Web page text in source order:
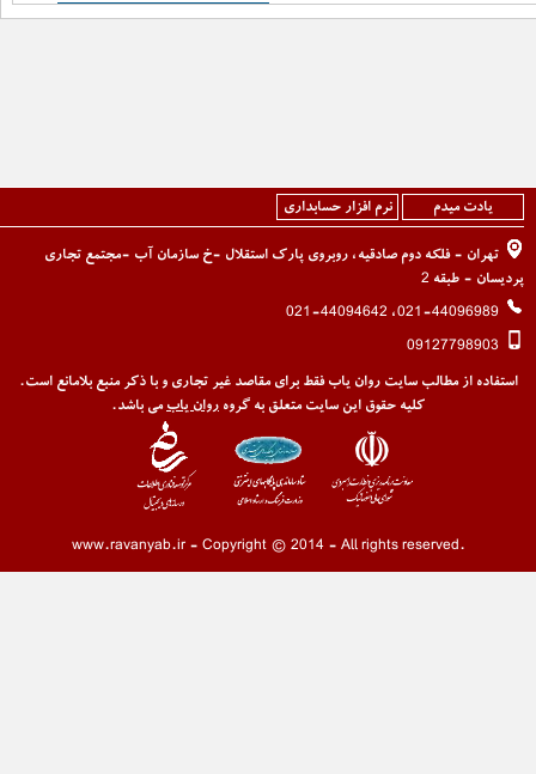
یادت میدم
نرم افزار حسابداری
تهران - فلکه دوم صادقیه، روبروی پارک استقلال -خ سازمان آب -مجتمع تجاری
پردیسان - طبقه 2
021-44096989، 021-44094642
09127798903
استفاده از مطالب سایت روان یاب فقط برای مقاصد غیر تجاری و با ذکر منبع بلامانع است.
کلیه حقوق این سایت متعلق به گروه روان یابمی باشد.
www.ravanyab.ir - Copyright © 2014 - All rights reserved.